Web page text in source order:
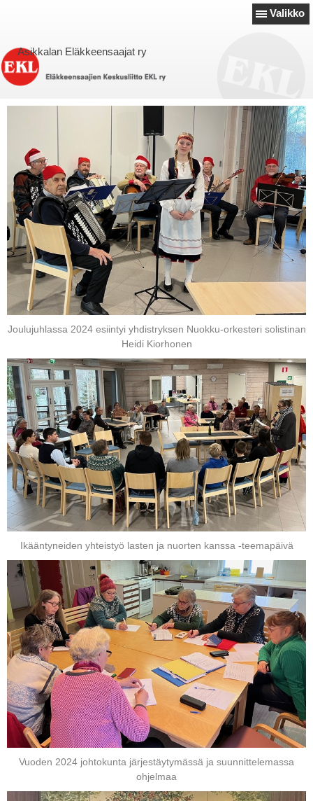
Valikko
Asikkalan Eläkkeensaajat ry
Joulujuhlassa 2024 esiintyi yhdistryksen Nuokku-orkesteri solistinan
Heidi Kiorhonen
Ikääntyneiden yhteistyö lasten ja nuorten kanssa -teemapäivä
Vuoden 2024 johtokunta järjestäytymässä ja suunnittelemassa
ohjelmaa